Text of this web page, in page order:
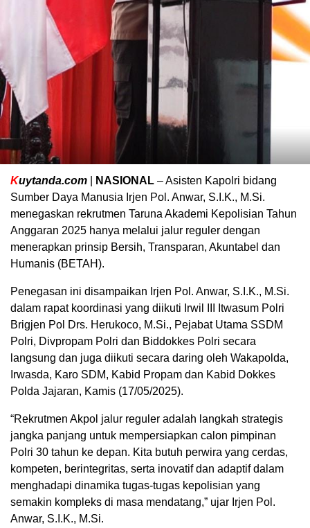
Kuytanda.com NASIONAL – Asisten Kapolri bidang
Sumber Daya Manusia Irjen Pol. Anwar, S.I.K., M.Si.
menegaskan rekrutmen Taruna Akademi Kepolisian Tahun
Anggaran 2025 hanya melalui jalur reguler dengan
menerapkan prinsip Bersih, Transparan, Akuntabel dan
Humanis (BETAH).
Penegasan ini disampaikan Irjen Pol. Anwar, S.I.K., M.Si.
dalam rapat koordinasi yang diikuti Irwil III Itwasum Polri
Brigjen Pol Drs. Herukoco, M.Si., Pejabat Utama SSDM
Polri, Divpropam Polri dan Biddokkes Polri secara
langsung dan juga diikuti secara daring oleh Wakapolda,
Irwasda, Karo SDM, Kabid Propam dan Kabid Dokkes
Polda Jajaran, Kamis (17/05/2025).
“Rekrutmen Akpol jalur reguler adalah langkah strategis
jangka panjang untuk mempersiapkan calon pimpinan
Polri 30 tahun ke depan. Kita butuh perwira yang cerdas,
kompeten, berintegritas, serta inovatif dan adaptif dalam
menghadapi dinamika tugas-tugas kepolisian yang
semakin kompleks di masa mendatang,” ujar Irjen Pol.
Anwar, S.I.K., M.Si.